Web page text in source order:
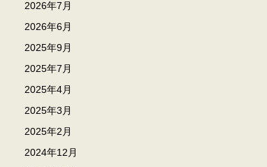
2026年7月
2026年6月
2025年9月
2025年7月
2025年4月
2025年3月
2025年2月
2024年12月